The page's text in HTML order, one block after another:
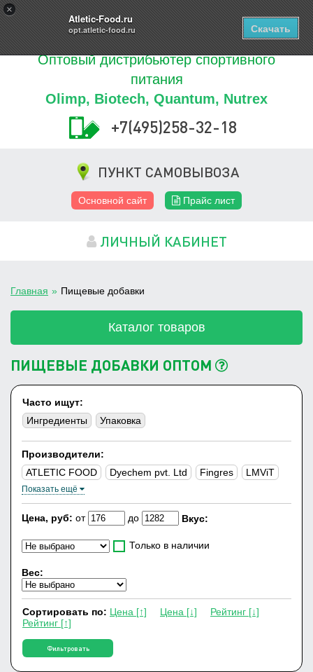
×
Atletic-Food.ru
opt.atletic-food.ru Скачать
0ТОВАРОВ
Купить
Оптовый дистрибьютер спортивного
питания
Olimp, Biotech, Quantum, Nutrex
+7(495)258-32-18
ПУНКТ САМОВЫВОЗА
Основной сайт Прайс лист
ЛИЧНЫЙ КАБИНЕТ
Главная » Пищевые добавки
Каталог товаров
ПИЩЕВЫЕ ДОБАВКИ ОПТОМ
Часто ищут:
Ингредиенты
Упаковка
Производители:
ATLETIC FOOD
Dyechem pvt. Ltd Fingres LMViT
Показать ещё
Цена, руб: от до Вкус:
Только в наличии
Вес:
Сортировать по: Цена [↑] Цена [↓]
Рейтинг [↓]
Рейтинг [↑]
Фильтровать